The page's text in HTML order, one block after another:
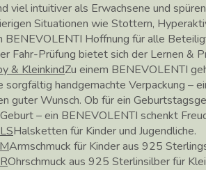
viel intuitiver als Erwachsene und
Situationen wie Stottern,
BENEVOLENTI Hoffnung für alle
Fahr-Prüfung bietet sich der Lernen &
& KleinkindZu einem BENEVOLENTI
sorgfältig handgemachte Verpackung –
guter Wunsch. Ob für ein
– ein BENEVOLENTI schenkt
Halsketten für Kinder und Jugendliche.
Armschmuck für Kinder aus 925
Ohrschmuck aus 925 Sterlinsilber für